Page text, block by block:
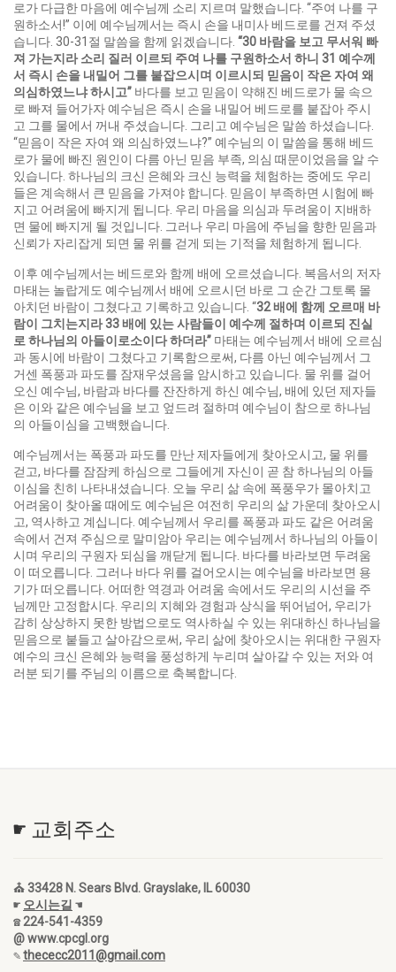
로가 다급한 마음에 예수님께 소리 지르며 말했습니다. “주여 나를 구
원하소서!” 이에 예수님께서는 즉시 손을 내미사 베드로를 건져 주셨
습니다. 30-31절 말씀을 함께 읽겠습니다. “30 바람을 보고 무서워 빠
져 가는지라 소리 질러 이르되 주여 나를 구원하소서 하니 31 예수께
서 즉시 손을 내밀어 그를 붙잡으시며 이르시되 믿음이 작은 자여 왜
의심하였느냐 하시고” 바다를 보고 믿음이 약해진 베드로가 물 속으
로 빠져 들어가자 예수님은 즉시 손을 내밀어 베드로를 붙잡아 주시
고 그를 물에서 꺼내 주셨습니다. 그리고 예수님은 말씀 하셨습니다.
“믿음이 작은 자여 왜 의심하였느냐?” 예수님의 이 말씀을 통해 베드
로가 물에 빠진 원인이 다름 아닌 믿음 부족, 의심 때문이었음을 알 수
있습니다. 하나님의 크신 은혜와 크신 능력을 체험하는 중에도 우리
들은 계속해서 큰 믿음을 가져야 합니다. 믿음이 부족하면 시험에 빠
지고 어려움에 빠지게 됩니다. 우리 마음을 의심과 두려움이 지배하
면 물에 빠지게 될 것입니다. 그러나 우리 마음에 주님을 향한 믿음과
신뢰가 자리잡게 되면 물 위를 걷게 되는 기적을 체험하게 됩니다.
이후 예수님께서는 베드로와 함께 배에 오르셨습니다. 복음서의 저자
마태는 놀랍게도 예수님께서 배에 오르시던 바로 그 순간 그토록 몰
아치던 바람이 그쳤다고 기록하고 있습니다. “32배에 함께 오르매 바
람이 그치는지라33배에 있는 사람들이 예수께 절하며 이르되 진실
로 하나님의 아들이로소이다 하더라” 마태는 예수님께서 배에 오르심
과 동시에 바람이 그쳤다고 기록함으로써, 다름 아닌 예수님께서 그
거센 폭풍과 파도를 잠재우셨음을 암시하고 있습니다. 물 위를 걸어
오신 예수님, 바람과 바다를 잔잔하게 하신 예수님, 배에 있던 제자들
은 이와 같은 예수님을 보고 엎드려 절하며 예수님이 참으로 하나님
의 아들이심을 고백했습니다.
예수님께서는 폭풍과 파도를 만난 제자들에게 찾아오시고, 물 위를
걷고, 바다를 잠잠케 하심으로 그들에게 자신이 곧 참 하나님의 아들
이심을 친히 나타내셨습니다. 오늘 우리 삶 속에 폭풍우가 몰아치고
어려움이 찾아올 때에도 예수님은 여전히 우리의 삶 가운데 찾아오시
고, 역사하고 계십니다. 예수님께서 우리를 폭풍과 파도 같은 어려움
속에서 건져 주심으로 말미암아 우리는 예수님께서 하나님의 아들이
시며 우리의 구원자 되심을 깨닫게 됩니다. 바다를 바라보면 두려움
이 떠오릅니다. 그러나 바다 위를 걸어오시는 예수님을 바라보면 용
기가 떠오릅니다. 어떠한 역경과 어려움 속에서도 우리의 시선을 주
님께만 고정합시다. 우리의 지혜와 경험과 상식을 뛰어넘어, 우리가
감히 상상하지 못한 방법으로도 역사하실 수 있는 위대하신 하나님을
믿음으로 붙들고 살아감으로써, 우리 삶에 찾아오시는 위대한 구원자
예수의 크신 은혜와 능력을 풍성하게 누리며 살아갈 수 있는 저와 여
러분 되기를 주님의 이름으로 축복합니다.
☛ 교회주소
⛪ 33428 N. Sears Blvd. Grayslake, IL 60030
☛ 오시는길 ☚
☎ 224-541-4359
@ www.cpcgl.org
✎thececc2011@gmail.com